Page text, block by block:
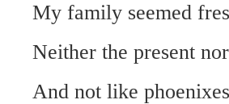
My family seemed
Neither the present
And not like